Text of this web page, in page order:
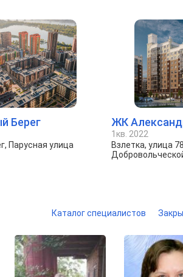
Берег
Парусная улица
ЖК
1кв. 2022
Взлетка, улица
Каталог специалистов